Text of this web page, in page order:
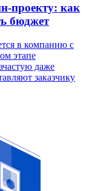
проекту: как
бюджет
в компанию с
этапе
даже
заказчику